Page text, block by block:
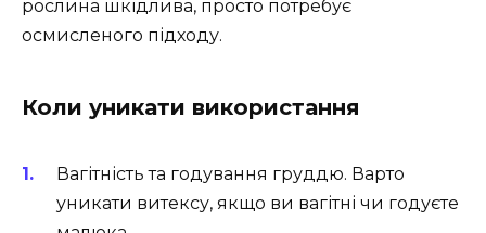
рослина шкідлива, просто потребує
осмисленого підходу.
Коли уникати використання
Вагітність та годування груддю. Варто
уникати витексу, якщо ви вагітні чи годуєте